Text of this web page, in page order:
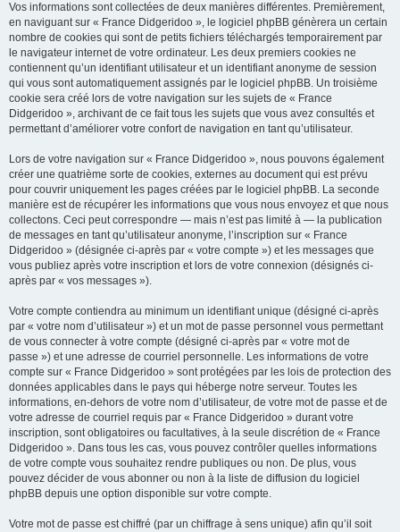
Vos informations sont collectées de deux manières différentes. Premièrement,
en naviguant sur « France Didgeridoo », le logiciel phpBB génèrera un certain
nombre de cookies qui sont de petits fichiers téléchargés temporairement par
le navigateur internet de votre ordinateur. Les deux premiers cookies ne
contiennent qu’un identifiant utilisateur et un identifiant anonyme de session
qui vous sont automatiquement assignés par le logiciel phpBB. Un troisième
cookie sera créé lors de votre navigation sur les sujets de « France
Didgeridoo », archivant de ce fait tous les sujets que vous avez consultés et
permettant d’améliorer votre confort de navigation en tant qu’utilisateur.
Lors de votre navigation sur « France Didgeridoo », nous pouvons également
créer une quatrième sorte de cookies, externes au document qui est prévu
pour couvrir uniquement les pages créées par le logiciel phpBB. La seconde
manière est de récupérer les informations que vous nous envoyez et que nous
collectons. Ceci peut correspondre — mais n’est pas limité à — la publication
de messages en tant qu’utilisateur anonyme, l’inscription sur « France
Didgeridoo » (désignée ci-après par « votre compte ») et les messages que
vous publiez après votre inscription et lors de votre connexion (désignés ci-
après par « vos messages »).
Votre compte contiendra au minimum un identifiant unique (désigné ci-après
par « votre nom d’utilisateur ») et un mot de passe personnel vous permettant
de vous connecter à votre compte (désigné ci-après par « votre mot de
passe ») et une adresse de courriel personnelle. Les informations de votre
compte sur « France Didgeridoo » sont protégées par les lois de protection des
données applicables dans le pays qui héberge notre serveur. Toutes les
informations, en-dehors de votre nom d’utilisateur, de votre mot de passe et de
votre adresse de courriel requis par « France Didgeridoo » durant votre
inscription, sont obligatoires ou facultatives, à la seule discrétion de « France
Didgeridoo ». Dans tous les cas, vous pouvez contrôler quelles informations
de votre compte vous souhaitez rendre publiques ou non. De plus, vous
pouvez décider de vous abonner ou non à la liste de diffusion du logiciel
phpBB depuis une option disponible sur votre compte.
Votre mot de passe est chiffré (par un chiffrage à sens unique) afin qu’il soit